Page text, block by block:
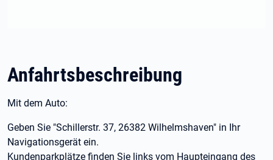
Anfahrtsbeschreibung
Mit dem Auto:
Geben Sie "Schillerstr. 37, 26382 Wilhelmshaven" in Ihr
Navigationsgerät ein.
Kundenparkplätze finden Sie links vom Haupteingang des